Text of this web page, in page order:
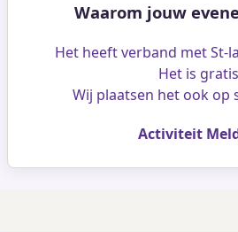
Waarom jouw
Het heeft verband met St-
Het is gratis
Wij plaatsen het ook op
Activiteit